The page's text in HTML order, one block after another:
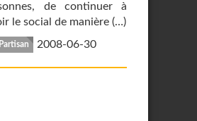
de continuer à
le social de manière (…)
2008-06-30